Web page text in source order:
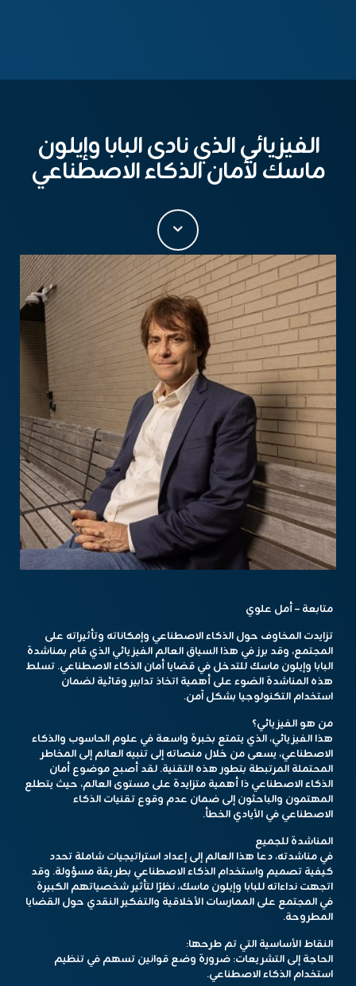
الفيزيائي الذي نادى البابا وإيلون
ماسك لأمان الذكاء الاصطناعي
متابعة – أمل علوي
تزايدت المخاوف حول الذكاء الاصطناعي وإمكاناته وتأثيراته على
المجتمع، وقد برز في هذا السياق العالم الفيزيائي الذي قام بمناشدة
البابا وإيلون ماسك للتدخل في قضايا أمان الذكاء الاصطناعي. تسلط
هذه المناشدة الضوء على أهمية اتخاذ تدابير وقائية لضمان
استخدام التكنولوجيا بشكل آمن.
من هو الفيزيائي؟
هذا الفيزيائي، الذي يتمتع بخبرة واسعة في علوم الحاسوب والذكاء
الاصطناعي، يسعى من خلال منصاته إلى تنبيه العالم إلى المخاطر
المحتملة المرتبطة بتطور هذه التقنية. لقد أصبح موضوع أمان
الذكاء الاصطناعي ذا أهمية متزايدة على مستوى العالم، حيث يتطلع
المهتمون والباحثون إلى ضمان عدم وقوع تقنيات الذكاء
الاصطناعي في الأيادي الخطأ.
المناشدة للجميع
في مناشدته، دعا هذا العالم إلى إعداد استراتيجيات شاملة تحدد
كيفية تصميم واستخدام الذكاء الاصطناعي بطريقة مسؤولة. وقد
اتجهت نداءاته للبابا وإيلون ماسك، نظرًا لتأثير شخصياتهم الكبيرة
في المجتمع على الممارسات الأخلاقية والتفكير النقدي حول القضايا
المطروحة.
النقاط الأساسية التي تم طرحها:
الحاجة إلى التشريعات: ضرورة وضع قوانين تسهم في تنظيم
استخدام الذكاء الاصطناعي.